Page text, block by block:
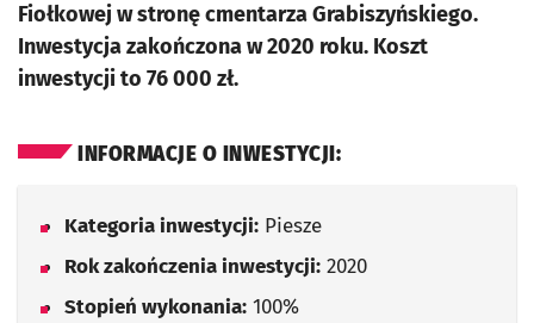
Fiołkowej w stronę cmentarza Grabiszyńskiego.
Inwestycja zakończona w 2020 roku. Koszt
inwestycji to 76 000 zł.
INFORMACJE O INWESTYCJI:
Kategoria inwestycji: Piesze
Rok zakończenia inwestycji: 2020
Stopień wykonania: 100%